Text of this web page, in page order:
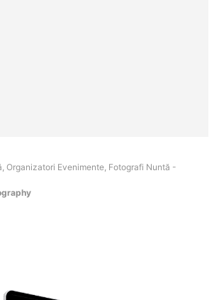
Organizatori Evenimente, Fotografi Nuntă -